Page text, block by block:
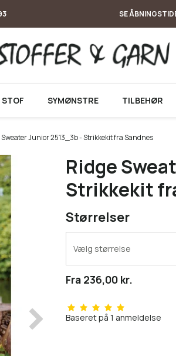
SE
STOF SYMØNSTRE TILBEHØR
Sweater Junior 2513_3b - Strikkekit fra Sandnes
Ridge
Strikkekit
Størrelser
Vælg størrelse
Fra 236,00 kr.
Baseret på 1 anmeldelse